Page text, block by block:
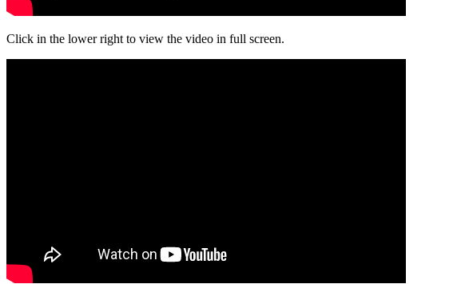
Click in the lower right to view the video in full screen.